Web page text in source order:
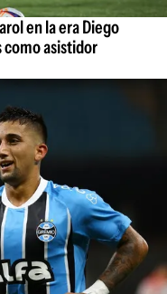
en la era Diego
como asistidor